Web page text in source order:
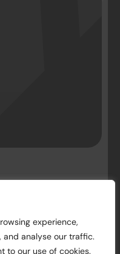
experience,
analyse our traffic.
to our use of cookies.